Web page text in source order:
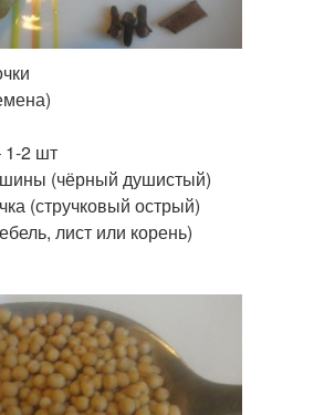
1-2 шт
(чёрный душистый)
(стручковый острый)
лист или корень)